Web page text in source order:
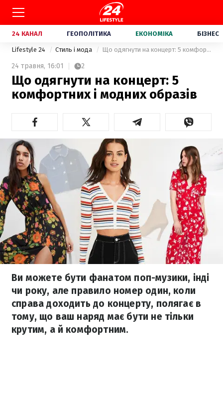
24 КАНАЛ ГЕОПОЛІТИКА ЕКОНОМІКА БІЗНЕС
Lifestyle 24 Стиль і мода Що одягнути на концерт: 5 комфортних і модних образів
24 травня, 16:01 2
Що одягнути на концерт: 5
комфортних і модних образів
Ви можете бути фанатом поп-музики, інді
чи року, але правило номер один, коли
справа доходить до концерту, полягає в
тому, що ваш наряд має бути не тільки
крутим, а й комфортним.